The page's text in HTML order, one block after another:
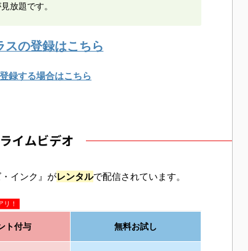
放題です。
の登録はこちら
録する場合はこちら
イムビデオ
インク』がレンタルで配信されています。
リ！
ト付与 無料お試し